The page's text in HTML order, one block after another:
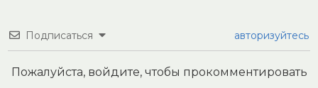
Подписаться авторизуйтесь
Пожалуйста, войдите, чтобы прокомментировать